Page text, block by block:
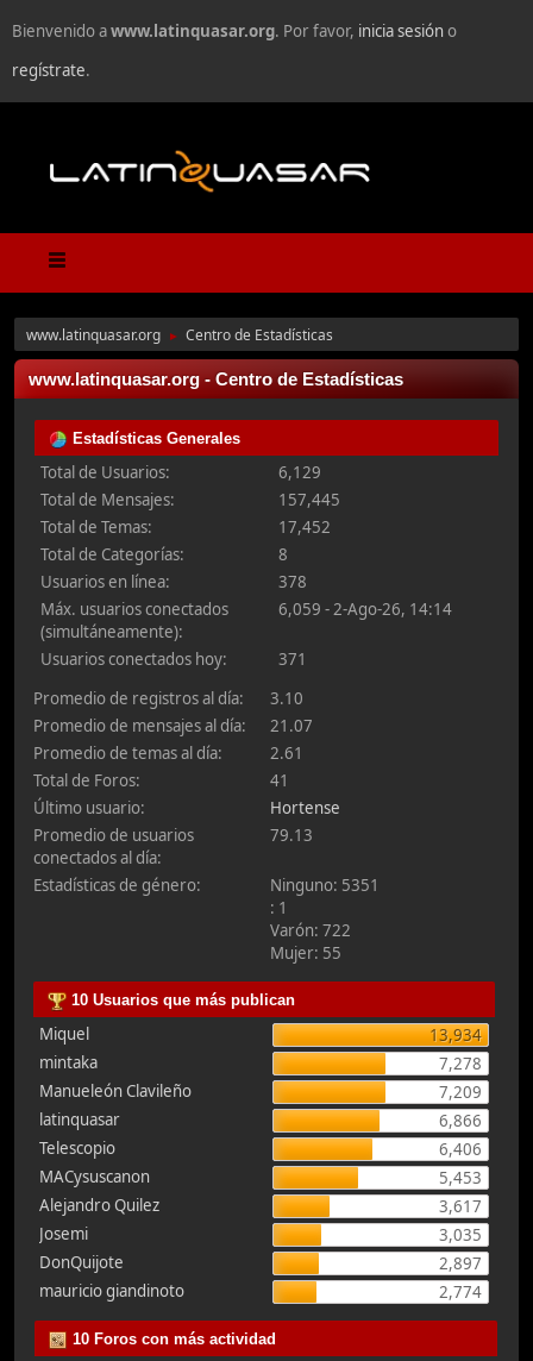
Bienvenido awww.latinquasar.org. Por favor, inicia sesióno
regístrate.
www.latinquasar.org ► Centro de Estadísticas
www.latinquasar.org - Centro de Estadísticas
Estadísticas Generales
Total de Usuarios:
6,129
Total de Mensajes:
157,445
Total de Temas:
17,452
Total de Categorías:
8
Usuarios en línea:
378
Máx. usuarios conectados
(simultáneamente):
6,059 - 2-Ago-26, 14:14
Usuarios conectados hoy:
371
Promedio de registros al día:
3.10
Promedio de mensajes al día:
21.07
Promedio de temas al día:
2.61
Total de Foros:
41
Último usuario:
Hortense
Promedio de usuarios
conectados al día:
79.13
Estadísticas de género:
Ninguno: 5351
: 1
Varón: 722
Mujer: 55
10 Usuarios que más publican
Miquel
13,934
mintaka
7,278
Manueleón Clavileño
7,209
latinquasar
6,866
Telescopio
6,406
MACysuscanon
5,453
Alejandro Quilez
3,617
Josemi
3,035
DonQuijote
2,897
mauricio giandinoto
2,774
10 Foros con más actividad